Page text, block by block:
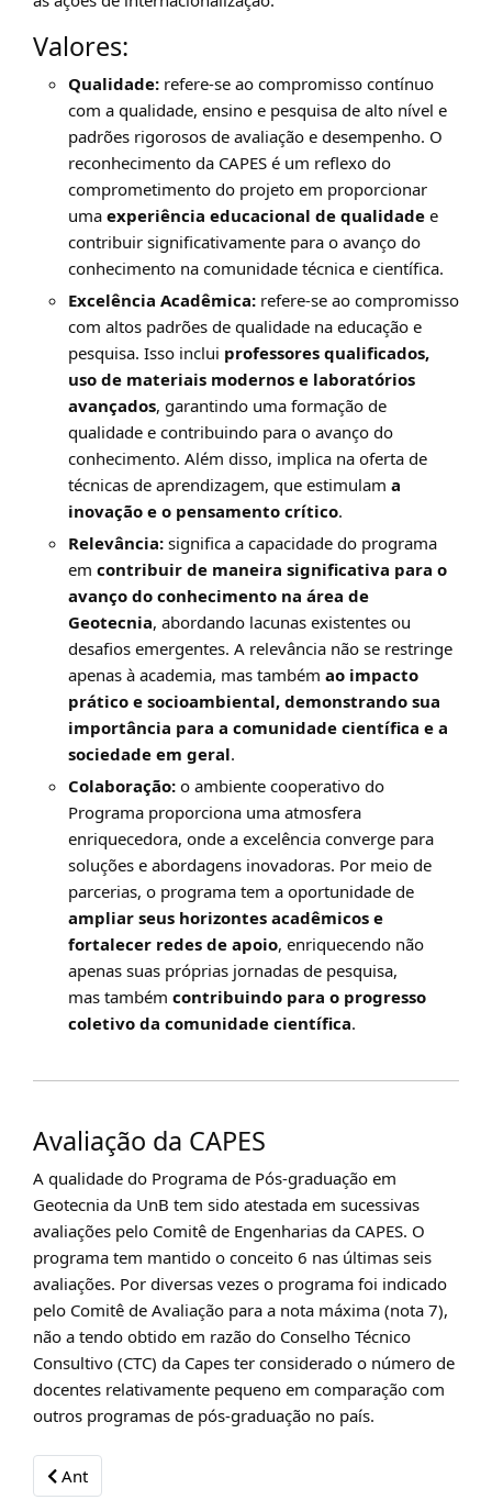
Valores:
Qualidade: refere-se ao compromisso contínuo
com a qualidade, ensino e pesquisa de alto nível e
padrões rigorosos de avaliação e desempenho. O
reconhecimento da CAPES é um reflexo do
comprometimento do projeto em proporcionar
uma experiência educacional de qualidade e
contribuir significativamente para o avanço do
conhecimento na comunidade técnica e científica.
Excelência Acadêmica: refere-se ao compromisso
com altos padrões de qualidade na educação e
pesquisa. Isso inclui professores qualificados,
uso de materiais modernos e laboratórios
avançados, garantindo uma formação de
qualidade e contribuindo para o avanço do
conhecimento. Além disso, implica na oferta de
técnicas de aprendizagem, que estimulam a
inovação e o pensamento crítico.
Relevância: significa a capacidade do programa
em contribuir de maneira significativa para o
avanço do conhecimento na área de
Geotecnia, abordando lacunas existentes ou
desafios emergentes. A relevância não se restringe
apenas à academia, mas também ao impacto
prático e socioambiental, demonstrando sua
importância para a comunidade científica e a
sociedade em geral.
Colaboração: o ambiente cooperativo do
Programa proporciona uma atmosfera
enriquecedora, onde a excelência converge para
soluções e abordagens inovadoras. Por meio de
parcerias, o programa tem a oportunidade de
ampliar seus horizontes acadêmicos e
fortalecer redes de apoio, enriquecendo não
apenas suas próprias jornadas de pesquisa,
mas também contribuindo para o progresso
coletivo da comunidade científica.
Avaliação da CAPES
A qualidade do Programa de Pós-graduação em
Geotecnia da UnB tem sido atestada em sucessivas
avaliações pelo Comitê de Engenharias da CAPES. O
programa tem mantido o conceito 6 nas últimas seis
avaliações. Por diversas vezes o programa foi indicado
pelo Comitê de Avaliação para a nota máxima (nota 7),
não a tendo obtido em razão do Conselho Técnico
Consultivo (CTC) da Capes ter considerado o número de
docentes relativamente pequeno em comparação com
outros programas de pós-graduação no país.
Previous article: Áreas de Atuação
Ant